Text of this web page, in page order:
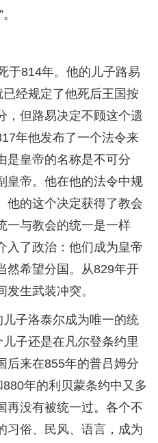
814年。他的儿子路易
经规定了他死后王国按
，但路易决定不顾这个遗
年他发布了一个法令来
是皇帝的名称是不可分
皇帝。他在他的法令中规
他的这个决定获得了教会
一与教会的统一是一样
入了政治：他们成为皇帝
然希望分国。从829年开
生武装冲突。
子洛泰尔成为唯一的统
子还是在凡尔登条约里
后来在855年的普吕姆分
年的利贝蒙条约中又多
再没有被统一过。各个不
习俗、民风、语言，成为